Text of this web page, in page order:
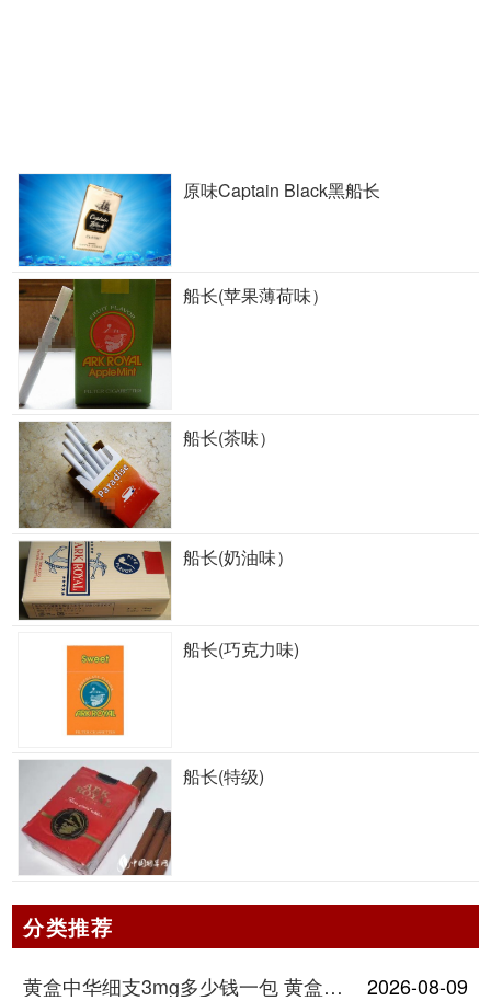
原味Captain Black黑船长
船长(苹果薄荷味）
船长(茶味）
船长(奶油味）
船长(巧克力味)
船长(特级)
分类推荐
黄盒中华细支3mg多少钱一包 黄盒中华细支3mg香烟价格查询
2026-08-09